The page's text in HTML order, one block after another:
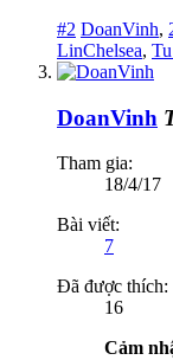
#2 DoanVinh,
LinChelsea,
DoanVinh
Tham gia:
18/4/17
Bài viết:
7
Đã được thích:
16
Cảm